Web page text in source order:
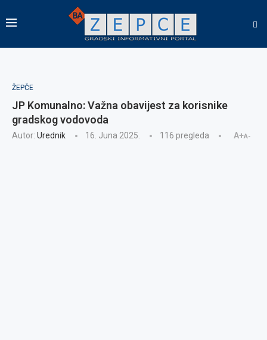
ŽEPČE
JP Komunalno: Važna obavijest za korisnike
gradskog vodovoda
Autor: Urednik 16. Juna 2025. 116 pregleda A+A-